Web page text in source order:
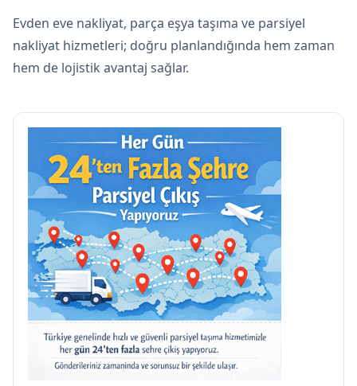
Evden eve nakliyat, parça eşya taşıma ve parsiyel
nakliyat hizmetleri; doğru planlandığında hem zaman
hem de lojistik avantaj sağlar.